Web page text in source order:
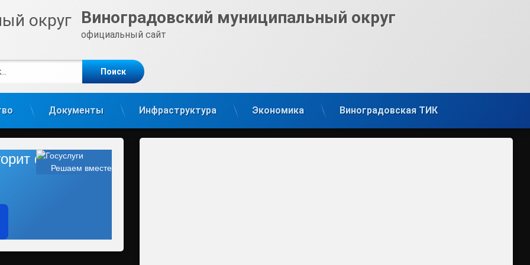
Виноградовский муниципальный округ
официальный сайт
Документы Инфраструктура Экономика Виноградовская ТИК
Решаем вместе
фонарь?